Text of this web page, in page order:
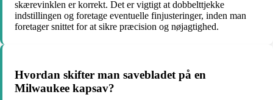
skærevinklen er korrekt. Det er vigtigt at dobbelttjekke
indstillingen og foretage eventuelle finjusteringer, inden man
foretager snittet for at sikre præcision og nøjagtighed.
Hvordan skifter man savebladet på en
Milwaukee kapsav?